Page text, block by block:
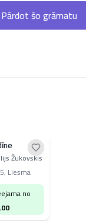
Pārdot šo grāmatu
Žukovskis
, Liesma
no